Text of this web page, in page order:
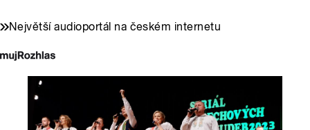
Největší audioportál na českém internetu